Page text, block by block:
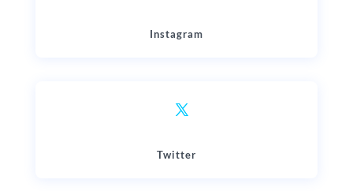
Instagram
Twitter